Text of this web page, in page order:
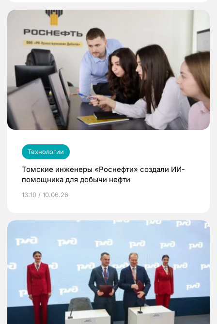
Технологии
Томские инженеры «Роснефти» создали ИИ-
помощника для добычи нефти
13:10 / 10.06.26